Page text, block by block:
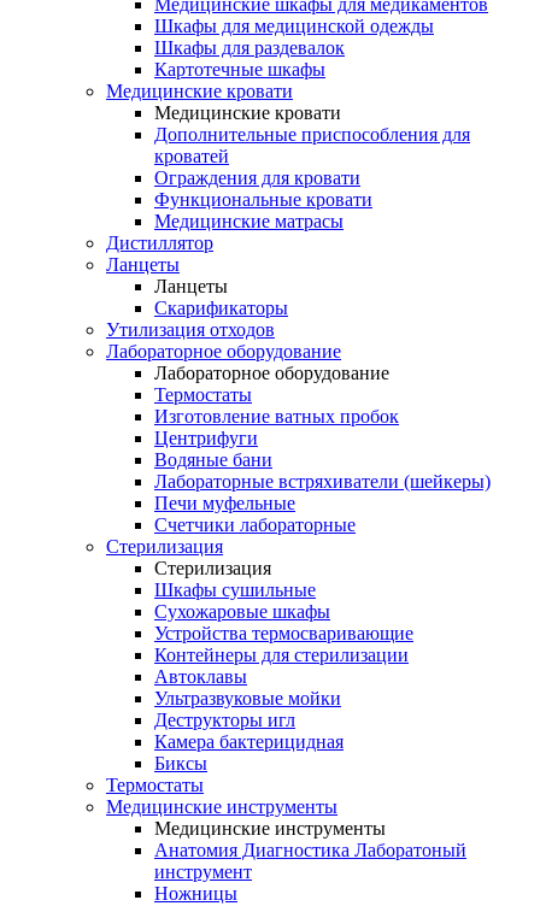
Медицинские шкафы для медикаментов
Шкафы для медицинской одежды
Шкафы для раздевалок
Картотечные шкафы
Медицинские кровати
Медицинские кровати
Дополнительные приспособления для
кроватей
Ограждения для кровати
Функциональные кровати
Медицинские матрасы
Дистиллятор
Ланцеты
Ланцеты
Скарификаторы
Утилизация отходов
Лабораторное оборудование
Лабораторное оборудование
Термостаты
Изготовление ватных пробок
Центрифуги
Водяные бани
Лабораторные встряхиватели (шейкеры)
Печи муфельные
Счетчики лабораторные
Стерилизация
Стерилизация
Шкафы сушильные
Сухожаровые шкафы
Устройства термосваривающие
Контейнеры для стерилизации
Автоклавы
Ультразвуковые мойки
Деструкторы игл
Камера бактерицидная
Биксы
Термостаты
Медицинские инструменты
Медицинские инструменты
Анатомия Диагностика Лаборатоный
инструмент
Ножницы